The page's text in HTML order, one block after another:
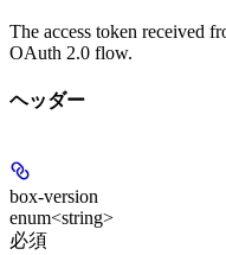
The access token received
OAuth 2.0 flow.
ヘッダー
box-version
enum<string>
必須